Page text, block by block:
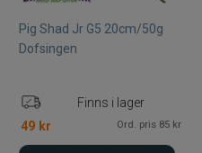
Pig Shad Jr G5 20cm/50g
Dofsingen
Finns i lager
49 kr Ord. pris 85 kr